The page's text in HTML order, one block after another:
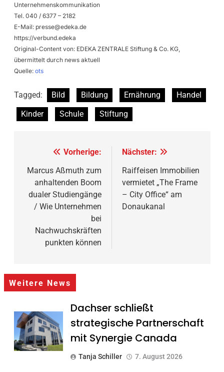
Unternehmenskommunikation
Tel. 040 / 6377 – 2182
E-Mail: presse@edeka.de
https://verbund.edeka
Original-Content von: EDEKA ZENTRALE Stiftung & Co. KG,
übermittelt durch news aktuell
Quelle: ots
Tagged: Bild Bildung Ernährung
Handel
Kinder
Schule Stiftung
Beitragsnavigation
Vorherige:
Marcus Aßmuth zum
anhaltenden Boom
dualer Studiengänge
/ Wie Unternehmen
bei
Nachwuchskräften
punkten können
Nächster:
Raiffeisen Immobilien
vermietet „The Frame
– City Office“ am
Donaukanal
Weitere News
Dachser schließt
strategische Partnerschaft
mit Synergie Canada
Tanja Schiller 7. August 2026